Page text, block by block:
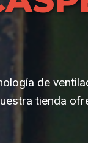
de
tienda